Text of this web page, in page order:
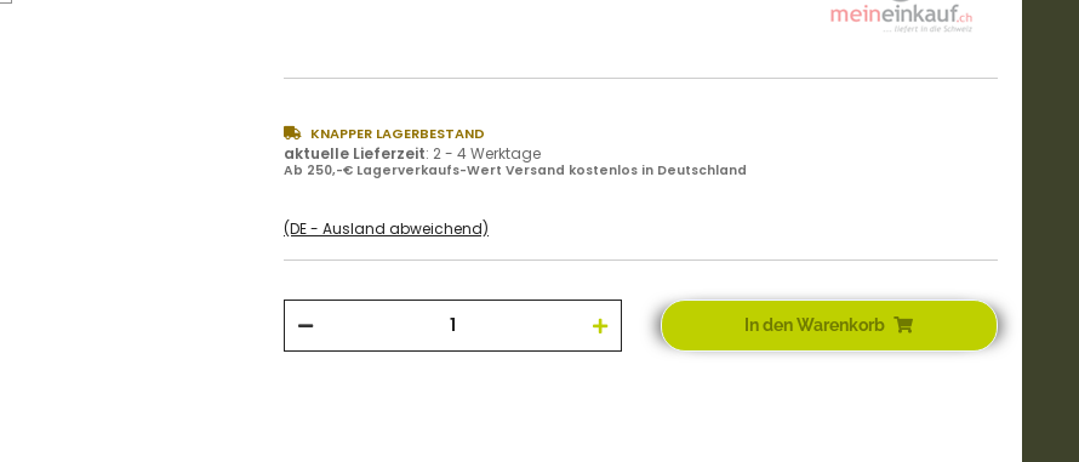
KNAPPER LAGERBESTAND
aktuelle Lieferzeit: 2 - 4 Werktage
Ab 250,-€ Lagerverkaufs-Wert Versand kostenlos in Deutschland
(DE - Ausland abweichend)
In den Warenkorb